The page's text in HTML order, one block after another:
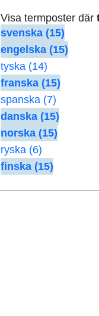
Visa termposter där
svenska (15)
engelska (15)
tyska (14)
franska (15)
spanska (7)
danska (15)
norska (15)
ryska (6)
finska (15)